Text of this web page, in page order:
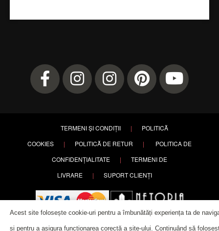
TERMENI ȘI CONDIȚII |
POLITICĂ
COOKIES
| POLITICĂ DE RETUR |
POLITICA DE
CONFIDENȚIALITATE
|
TERMENI DE
LIVRARE
| SUPORT CLIENȚI
Acest site folosește cookie-uri pentru a îmbunătăți experiența ta de
și pentru a asigura funcționarea corectă a site-ului. Continuând să